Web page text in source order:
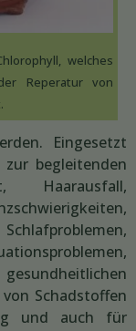
welches
Reperatur von
Eingesetzt
begleitenden
Haarausfall,
Schadstoffen
und auch für